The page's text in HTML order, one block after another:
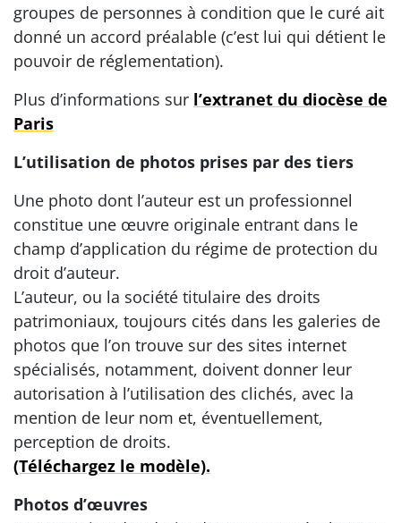
groupes de personnes à condition que le curé ait
donné un accord préalable (c’est lui qui détient le
pouvoir de réglementation).
Plus d’informations sur l’extranet du diocèse de
Paris
L’utilisation de photos prises par des tiers
Une photo dont l’auteur est un professionnel
constitue une œuvre originale entrant dans le
champ d’application du régime de protection du
droit d’auteur.
L’auteur, ou la société titulaire des droits
patrimoniaux, toujours cités dans les galeries de
photos que l’on trouve sur des sites internet
spécialisés, notamment, doivent donner leur
autorisation à l’utilisation des clichés, avec la
mention de leur nom et, éventuellement,
perception de droits.
(Téléchargez le modèle).
Photos d’œuvres